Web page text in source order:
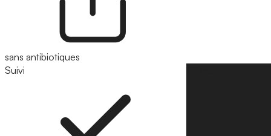
sans antibiotiques
Suivi